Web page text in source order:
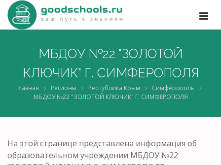
МБДОУ №22 "ЗОЛОТОЙ
КЛЮЧИК" Г. СИМФЕРОПОЛЯ
Главная Регионы Республика Крым
Симферополь
МБДОУ №22 "ЗОЛОТОЙ КЛЮЧИК" Г. СИМФЕРОПОЛЯ
На этой странице представлена информация об
образовательном учреждении МБДОУ №22